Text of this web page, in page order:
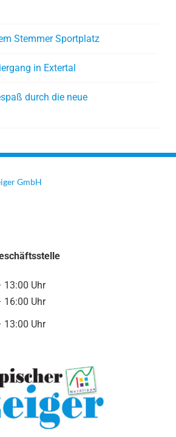
Stemmer Sportplatz
in Extertal
durch die neue
GmbH
13:00 Uhr
16:00 Uhr
13:00 Uhr